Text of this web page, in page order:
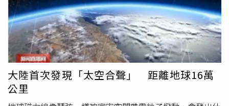
還能寫錯，有點扯」、「 這種低級錯誤居然發生在大
考」。對此，大考中心正式對外說明，本題旨在測驗考生能
否判斷有關板塊邊界類型與大地震發生位置的關聯性，作答
主要依據圖中所呈現的震央位置，以及箭頭線段所代表的板
塊間運動方向，因此，誤植日本311地震發生的時間和規
模，並不影響作答，本題維持原參考答案，不影響計分。大
考中心說，對於圖片部分數據誤植，實感抱歉。為不影響後
續學生學習，大考中心中心將修正公告版試題；也將以此為
大陸首次發現「太空合聲」 距離地球16萬
公里